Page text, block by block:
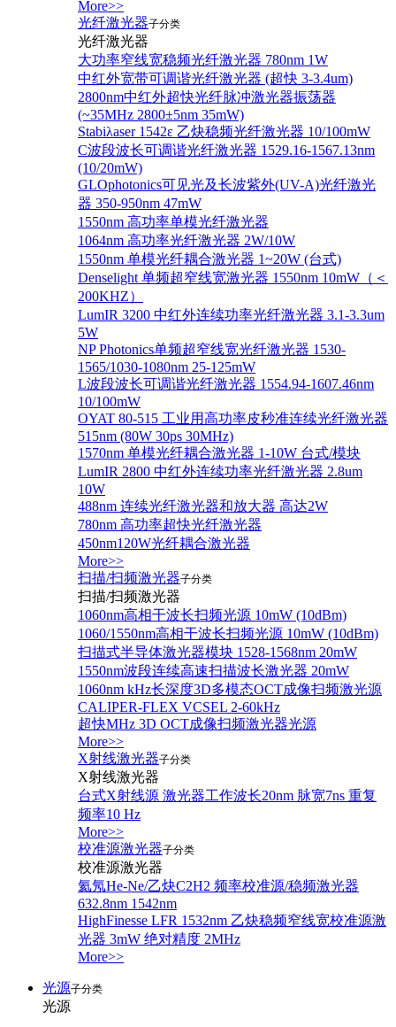
More>>
光纤激光器子分类
光纤激光器
大功率窄线宽稳频光纤激光器 780nm 1W
中红外宽带可调谐光纤激光器 (超快 3-3.4um)
2800nm中红外超快光纤脉冲激光器振荡器
(~35MHz 2800±5nm 35mW)
Stabiλaser 1542ε 乙炔稳频光纤激光器 10/100mW
C波段波长可调谐光纤激光器 1529.16-1567.13nm
(10/20mW)
GLOphotonics可见光及长波紫外(UV-A)光纤激光
器 350-950nm 47mW
1550nm 高功率单模光纤激光器
1064nm 高功率光纤激光器 2W/10W
1550nm 单模光纤耦合激光器 1~20W (台式)
Denselight 单频超窄线宽激光器 1550nm 10mW（＜
200KHZ）
LumIR 3200 中红外连续功率光纤激光器 3.1-3.3um
5W
NP Photonics单频超窄线宽光纤激光器 1530-
1565/1030-1080nm 25-125mW
L波段波长可调谐光纤激光器 1554.94-1607.46nm
10/100mW
OYAT 80-515 工业用高功率皮秒准连续光纤激光器
515nm (80W 30ps 30MHz)
1570nm 单模光纤耦合激光器 1-10W 台式/模块
LumIR 2800 中红外连续功率光纤激光器 2.8um
10W
488nm 连续光纤激光器和放大器 高达2W
780nm 高功率超快光纤激光器
450nm120W光纤耦合激光器
More>>
扫描/扫频激光器子分类
扫描/扫频激光器
1060nm高相干波长扫频光源 10mW (10dBm)
1060/1550nm高相干波长扫频光源 10mW (10dBm)
扫描式半导体激光器模块 1528-1568nm 20mW
1550nm波段连续高速扫描波长激光器 20mW
1060nm kHz长深度3D多模态OCT成像扫频激光源
CALIPER-FLEX VCSEL 2-60kHz
超快MHz 3D OCT成像扫频激光器光源
More>>
X射线激光器子分类
X射线激光器
台式X射线源 激光器工作波长20nm 脉宽7ns 重复
频率10 Hz
More>>
校准源激光器子分类
校准源激光器
氦氖He-Ne/乙炔C2H2 频率校准源/稳频激光器
632.8nm 1542nm
HighFinesse LFR 1532nm 乙炔稳频窄线宽校准源激
光器 3mW 绝对精度 2MHz
More>>
光源子分类
光源